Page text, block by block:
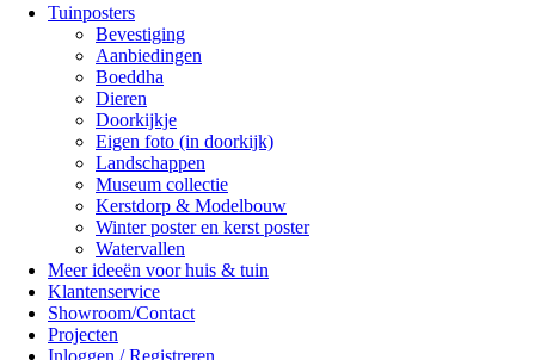
Tuinposters
Bevestiging
Aanbiedingen
Boeddha
Dieren
Doorkijkje
Eigen foto (in doorkijk)
Landschappen
Museum collectie
Kerstdorp & Modelbouw
Winter poster en kerst poster
Watervallen
Meer ideeën voor huis & tuin
Klantenservice
Showroom/Contact
Projecten
Inloggen / Registreren